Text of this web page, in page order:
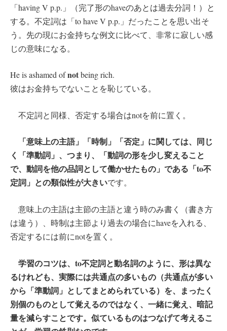
「having V p.p.」（完了形のhaveのあとは過去分詞！）と
する。不定詞は「to have V p.p.」だったことを思い出そ
う。先の現にお金持ちな例文に比べて、非常に寂しい感
じの意味になる。
He is ashamed ofnotbeing rich.
彼はお金持ちでないことを恥じている。
不定詞と同様、否定する場合はnotを前に置く。
「意味上の主語」「時制」「否定」に関しては、同じ
く「準動詞」、つまり、「動詞の形を少し変えること
で、動詞を他の品詞として働かせたもの」である「to不
定詞」との類似性が大きいです。
意味上の主語は主節の主語と違う時のみ書く（書き方
は違う）、時制は主節より過去の場合にhaveを入れる、
否定するには前にnotを置く。
学習のコツは、to不定詞と動名詞のように、形は異な
るけれども、実際には共通点の多いもの（共通点が多い
から「準動詞」としてまとめられている）を、まったく
別個のものとして覚えるのではなく、一緒に覚え、暗記
量を減らすことです。似ているものはつなげて考えるこ